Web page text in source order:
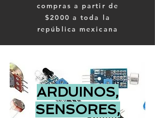
compras a partir de
$2000 a toda la
república mexicana
ARDUINOS,
SENSORES,